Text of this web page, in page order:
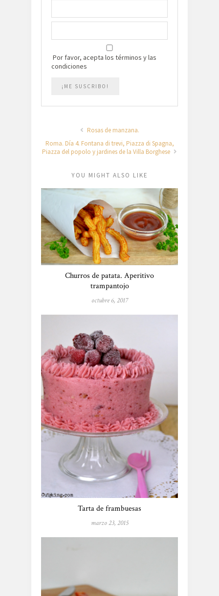
Por favor, acepta los términos y las
condiciones
Rosas de manzana.
Roma. Día 4. Fontana di trevi, Piazza di Spagna,
Piazza del popolo y jardines de la Villa Borghese
YOU MIGHT ALSO LIKE
Churros de patata. Aperitivo
trampantojo
octubre 6, 2017
Tarta de frambuesas
marzo 23, 2015